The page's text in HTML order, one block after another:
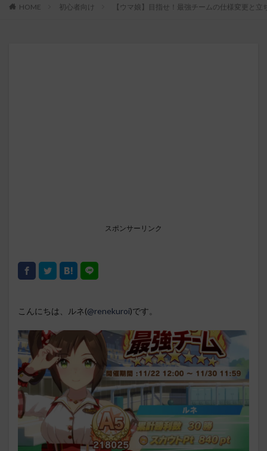
HOME 初心者向け 【ウマ娘】目指せ！最強チームの仕様変更と
スポンサーリンク
こんにちは、ルネ(@renekuroi)です。